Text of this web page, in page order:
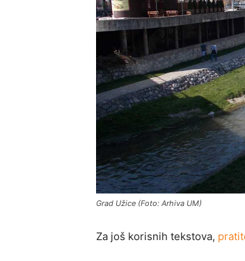
Grad Užice (Foto: Arhiva UM)
Za još korisnih tekstova,